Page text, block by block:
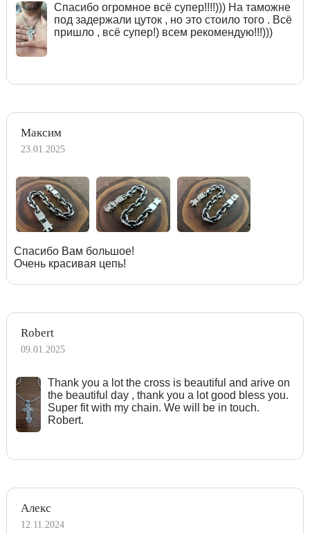
Спасибо огромное всё супер!!!!))) На таможне
под задержали цуток , но это стоило того . Всё
пришло , всё супер!) всем рекомендую!!!)))
Максим
23.01.2025
Спасибо Вам большое!
Очень красивая цепь!
Robert
09.01.2025
Тhank you a lot the cross is beautiful and arive on
the beautiful day , thank you a lot good bless you.
Super fit with my chain. We will be in touch.
Robert.
Алекс
12.11.2024